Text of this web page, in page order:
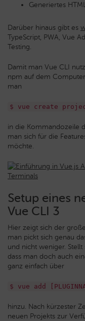
Generiertes
Darüber hinaus gibt es
TypeScript, PWA, Vue
Testing.
Damit man Vue CLI
npm auf dem
man
$ vue create
in die Kommandozeile
man sich für die
möchte.
Setup eines
Vue CLI 3
Hier zeigt sich der
man pickt sich genau
und nicht weniger.
dass man doch auch
ganz einfach über
$ vue add
hinzu. Nach kürzester
neuen Projekts zur